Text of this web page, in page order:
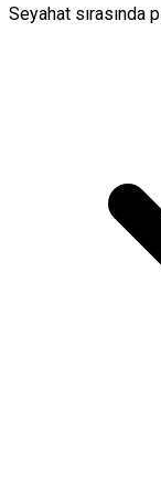
Seyahat sırasında